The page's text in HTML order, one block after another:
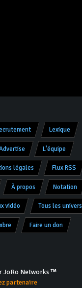
Lexique
L'équipe
légales Flux RSS
À propos Notation
vidéo Tous les univers
Faire un don
JoRo Networks ™
partenaire